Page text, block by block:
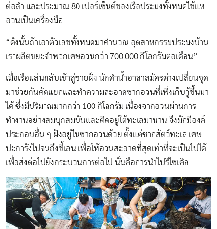
ต่อลำ และประมาณ 80 เปอร์เซ็นต์ของเรือประมงทั้งหมดใช้แห
อวนเป็นเครื่องมือ
“ดังนั้นถ้าเอาตัวเลขทั้งหมดมาคำนวณ อุตสาหกรรมประมงบ้าน
เราผลิตขยะจำพวกเศษอวนกว่า 700,000 กิโลกรัมต่อเดือน”
เมื่อเรือแล่นกลับเข้าสู่ชายฝั่ง นักดำน้ำอาสาสมัครต่างเปลี่ยนชุด
มาช่วยกันคัดแยกและทำความสะอาดซากอวนที่เพิ่งเก็บกู้ขึ้นมา
ได้ ซึ่งมีปริมาณมากกว่า 100 กิโลกรัม เนื่องจากอวนผ่านการ
ทำงานอย่างสมบุกสมบันและติดอยู่ใต้ทะเลมานาน จึงมักมีองค์
ประกอบอื่น ๆ ฝังอยู่ในซากอวนด้วย ตั้งแต่ซากสัตว์ทะเล เศษ
ปะการังไปจนถึงขี้เลน เพื่อให้อวนสะอาดที่สุดเท่าที่จะเป็นไปได้
เพื่อส่งต่อไปยังกระบวนการต่อไป นั่นคือการนำไปรีไซเคิล